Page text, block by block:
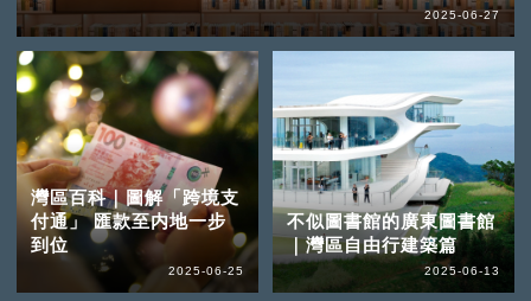
2025-06-27
灣區百科｜圖解「跨境支
付通」 匯款至内地一步
到位
2025-06-25
不似圖書館的廣東圖書館
｜灣區自由行建築篇
2025-06-13